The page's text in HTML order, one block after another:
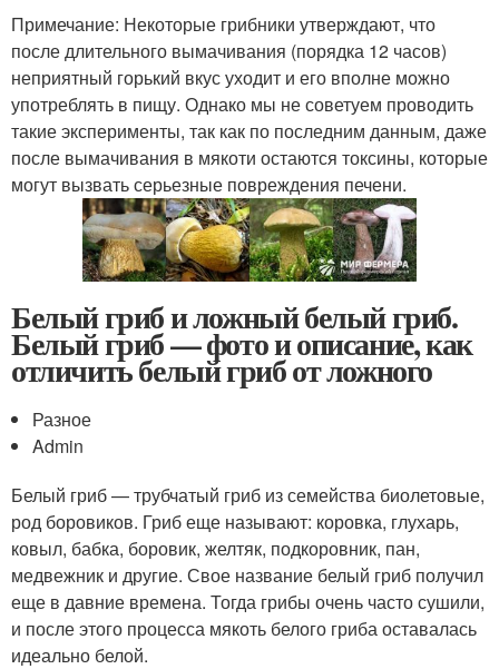
Примечание: Некоторые грибники утверждают, что
после длительного вымачивания (порядка 12 часов)
неприятный горький вкус уходит и его вполне можно
употреблять в пищу. Однако мы не советуем проводить
такие эксперименты, так как по последним данным, даже
после вымачивания в мякоти остаются токсины, которые
могут вызвать серьезные повреждения печени.
Белый гриб и ложный белый гриб.
Белый гриб — фото и описание, как
отличить белый гриб от ложного
Разное
Admin
Белый гриб — трубчатый гриб из семейства биолетовые,
род боровиков. Гриб еще называют: коровка, глухарь,
ковыл, бабка, боровик, желтяк, подкоровник, пан,
медвежник и другие. Свое название белый гриб получил
еще в давние времена. Тогда грибы очень часто сушили,
и после этого процесса мякоть белого гриба оставалась
идеально белой.